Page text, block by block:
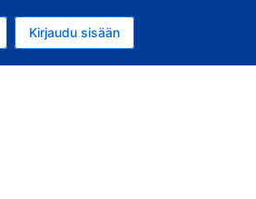
Kirjaudu sisään